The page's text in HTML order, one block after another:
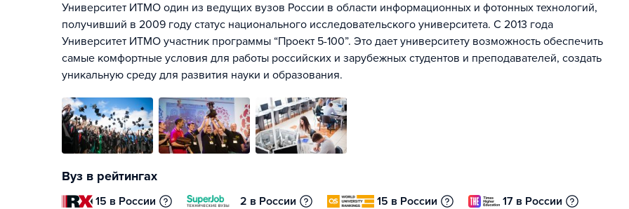
Университет ИТМО один из ведущих вузов России в области информационных и фотонных технологий,
получивший в 2009 году статус национального исследовательского университета. С 2013 года
Университет ИТМО участник программы “Проект 5-100”. Это дает университету возможность обеспечить
самые комфортные условия для работы российских и зарубежных студентов и преподавателей, создать
уникальную среду для развития науки и образования.
Вуз в рейтингах
15 в России 2 в России 15 в России 17 в России